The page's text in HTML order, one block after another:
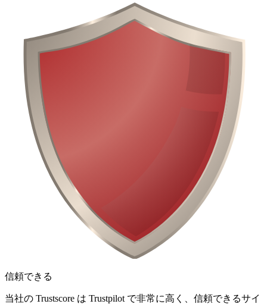
信頼できる
当社の Trustscore は Trustpilot で非常に高く、信頼できるサイ